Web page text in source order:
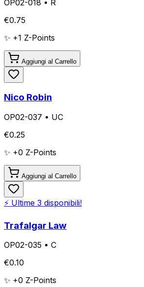
OP02-018 • R
€0.75
✨ +1 Z-Points
Aggiungi al Carrello
Nico Robin
OP02-037 • UC
€0.25
✨ +0 Z-Points
Aggiungi al Carrello
⚡ Ultime 3 disponibili!
Trafalgar Law
OP02-035 • C
€0.10
✨ +0 Z-Points